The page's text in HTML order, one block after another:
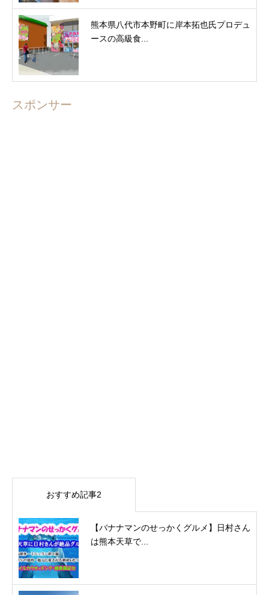
熊本県八代市本野町に岸本拓也氏プロデュ
ースの高級食...
スポンサー
おすすめ記事2
【バナナマンのせっかくグルメ】日村さん
は熊本天草で...